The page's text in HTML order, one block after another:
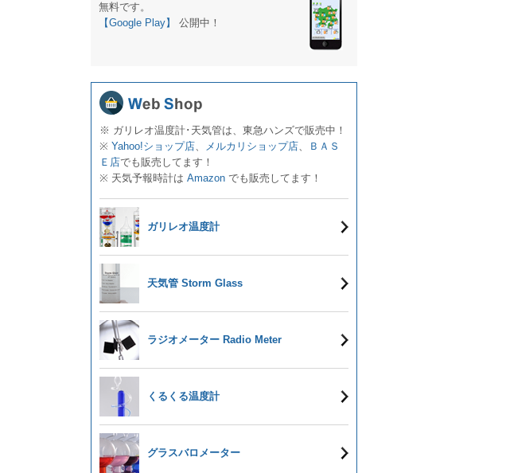
無料です。
【Google Play】
公開中！
※ ガリレオ温度計･天気管は、東急ハンズで販売中！
※ Yahoo!ショップ店、 メルカリショップ店、
ＢＡＳ
Ｅ店でも販売してます！
※ 天気予報時計は Amazon でも販売してます！
ガリレオ温度計
天気管 Storm Glass
ラジオメーター Radio Meter
くるくる温度計
グラスバロメーター